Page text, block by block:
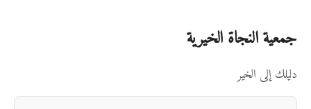
جمعية النجاة الخيرية
دليلك إلى الخير